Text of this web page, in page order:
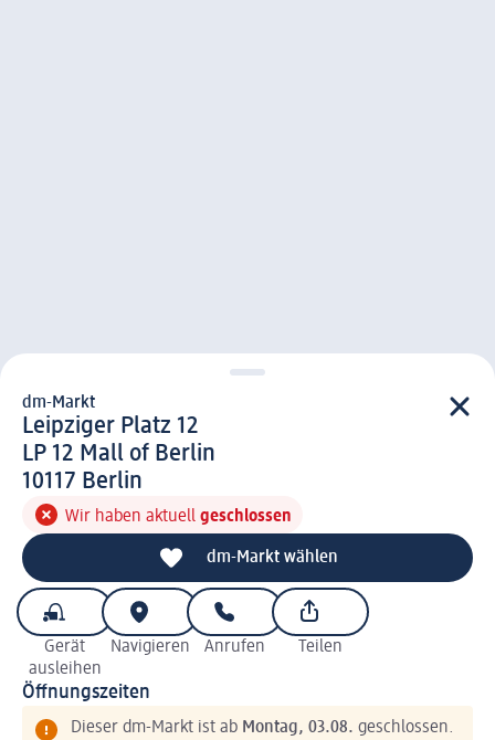
d m-Markt
dm-Markt
Leipziger Platz 12
LP 12 Mall of Berlin
1 0 1 1 7
10117 Berlin
Wir haben aktuell geschlossen
dm-Markt wählen
Gerät
ausleihen
Navigieren Anrufen Teilen
Öffnungszeiten
Dieser dm-Markt ist ab Montag, 03.08. geschlossen.